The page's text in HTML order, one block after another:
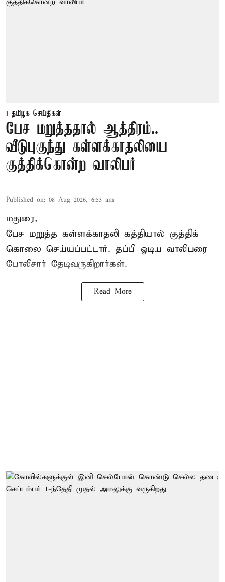
தமிழக செய்திகள்
பேச மறுத்ததால் ஆத்திரம்..
வீடுபுகுந்து கள்ளக்காதலியை
குத்திக்கொன்ற வாலிபர்
Published on: 08 Aug 2026, 6:53 am
மதுரை,
பேச மறுத்த கள்ளக்காதலி கத்தியால் குத்திக்
கொலை செய்யப்பட்டார். தப்பி ஓடிய வாலிபரை
போலீசார் தேடிவருகிறார்கள்.
Read More